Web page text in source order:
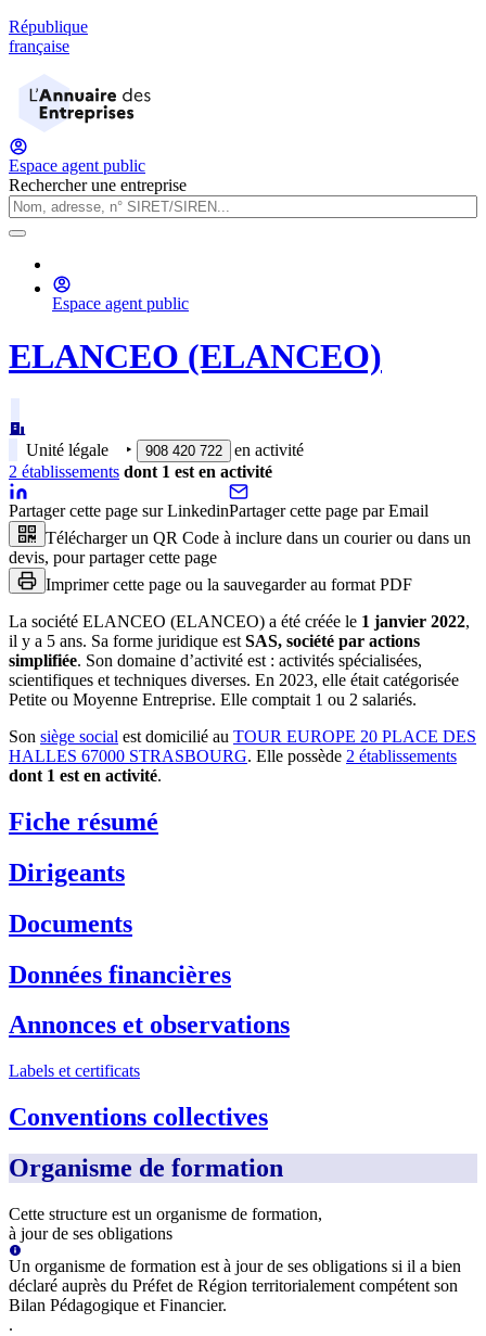
République
française
Espace agent public
Rechercher une entreprise
Espace agent public
ELANCEO (ELANCEO)
Unité légale ‣ 908 420 722
en activité
2 établissements dont 1 est en activité
Partager cette page sur LinkedinPartager cette page par Email
Télécharger un QR Code à inclure dans un courier ou dans un
devis, pour partager cette page
Imprimer cette page ou la sauvegarder au format PDF
La société ELANCEO (ELANCEO) a été créée le 1 janvier 2022,
il y a 5 ans. Sa forme juridique est SAS, société par actions
simplifiée. Son domaine d’activité est : activités spécialisées,
scientifiques et techniques diverses. En 2023, elle était catégorisée
Petite ou Moyenne Entreprise. Elle comptait 1 ou 2 salariés.
Son siège social est domicilié au TOUR EUROPE 20 PLACE DES
HALLES 67000 STRASBOURG. Elle possède 2 établissements
dont 1 est en activité.
Fiche résumé
Dirigeants
Documents
Données financières
Annonces et observations
Labels et certificats
Conventions collectives
Organisme de formation
Cette structure est un organisme de formation,
à jour de ses obligations
Un organisme de formation est à jour de ses obligations si il a bien
déclaré auprès du Préfet de Région territorialement compétent son
Bilan Pédagogique et Financier.
.